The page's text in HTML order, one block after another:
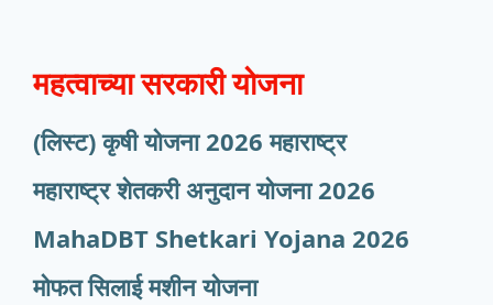
महत्वाच्या सरकारी योजना
(लिस्ट) कृषी योजना 2026 महाराष्ट्र
महाराष्ट्र शेतकरी अनुदान योजना 2026
MahaDBT Shetkari Yojana 2026
मोफत सिलाई मशीन योजना